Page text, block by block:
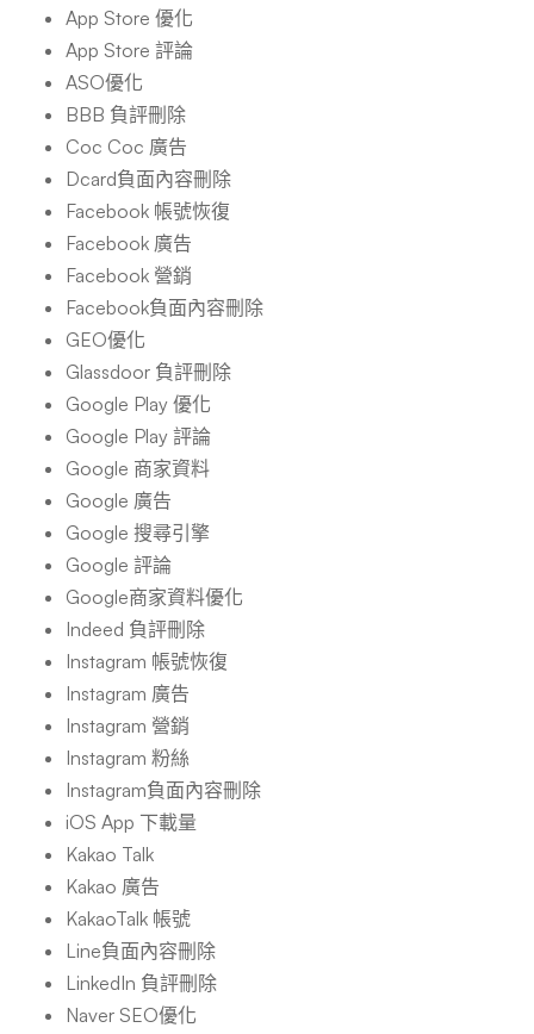
App Store 優化
App Store 評論
ASO優化
BBB 負評刪除
Coc Coc 廣告
Dcard負面內容刪除
Facebook 帳號恢復
Facebook 廣告
Facebook 營銷
Facebook負面內容刪除
GEO優化
Glassdoor 負評刪除
Google Play 優化
Google Play 評論
Google 商家資料
Google 廣告
Google 搜尋引擎
Google 評論
Google商家資料優化
Indeed 負評刪除
Instagram 帳號恢復
Instagram 廣告
Instagram 營銷
Instagram 粉絲
Instagram負面內容刪除
iOS App 下載量
Kakao Talk
Kakao 廣告
KakaoTalk 帳號
Line負面內容刪除
LinkedIn 負評刪除
Naver SEO優化